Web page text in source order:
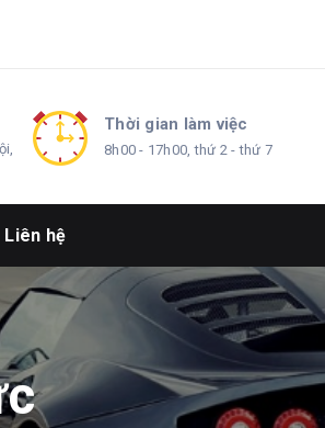
Thời gian làm việc
8h00 - 17h00, thứ 2 - thứ 7
Liên hệ